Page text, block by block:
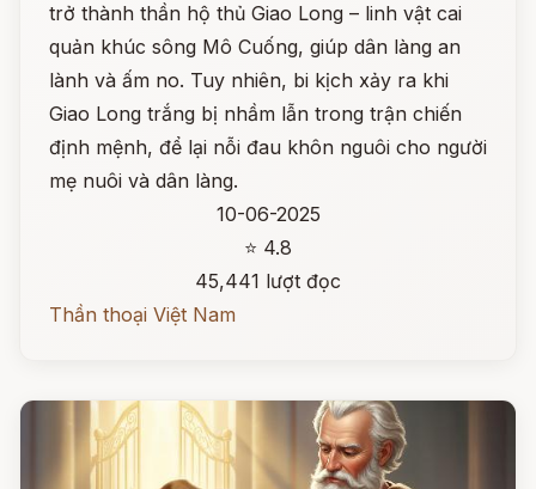
trở thành thần hộ thủ Giao Long – linh vật cai
quản khúc sông Mô Cuống, giúp dân làng an
lành và ấm no. Tuy nhiên, bi kịch xảy ra khi
Giao Long trắng bị nhầm lẫn trong trận chiến
định mệnh, để lại nỗi đau khôn nguôi cho người
mẹ nuôi và dân làng.
10-06-2025
⭐ 4.8
45,441 lượt đọc
Thần thoại Việt Nam